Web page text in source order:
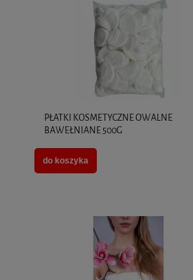
PŁATKI KOSMETYCZNE OWALNE
BAWEŁNIANE 500G
do koszyka